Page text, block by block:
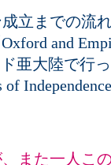
立までの流
and
亜大陸で行
また一人こ